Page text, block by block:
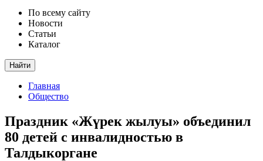
По всему сайту
Новости
Статьи
Каталог
Найти
Главная
Общество
Праздник «Жүрек жылуы» объединил
80 детей с инвалидностью в
Талдыкоргане